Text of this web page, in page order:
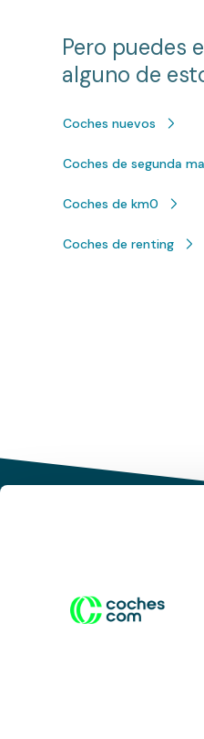
Pero puedes
alguno de
Coches nuevos
Coches de segunda
Coches de km0
Coches de renting
Conduce tu
desata tu